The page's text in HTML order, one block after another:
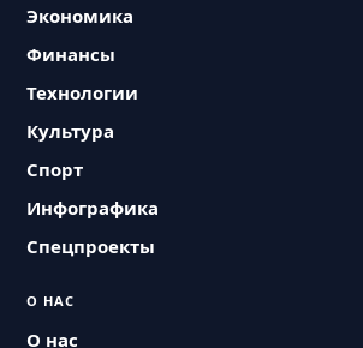
Экономика
Финансы
Технологии
Культура
Спорт
Инфографика
Спецпроекты
О НАС
О нас